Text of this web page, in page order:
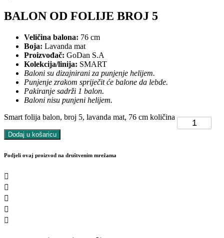
BALON OD FOLIJE BROJ 5
Veličina balona: 76 cm
Boja: Lavanda mat
Proizvođač: GoDan S.A
Kolekcija/linija: SMART
Baloni su dizajnirani za punjenje helijem.
Punjenje zrakom spriječit će balone da lebde.
Pakiranje sadrži 1 balon.
Baloni nisu punjeni helijem.
Smart folija balon, broj 5, lavanda mat, 76 cm količina
Dodaj u košaricu
Podjeli ovaj proizvod na društvenim mrežama